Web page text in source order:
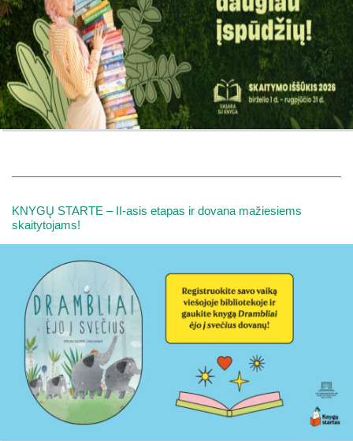
KNYGŲ STARTE – II-asis etapas ir dovana mažiesiems
skaitytojams!